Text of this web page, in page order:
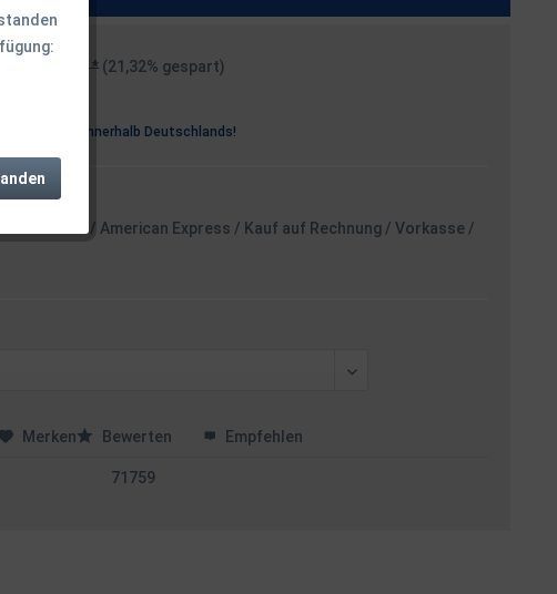
6,99 € * (21,32% gespart)
innerhalb Deutschlands!
Mastercard / American Express / Kauf auf Rechnung / Vorkasse /
Merken Bewerten Empfehlen
71759